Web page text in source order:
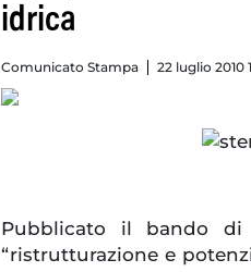
idrica
Comunicato Stampa 22 luglio 2010
Pubblicato il bando di
“ristrutturazione e